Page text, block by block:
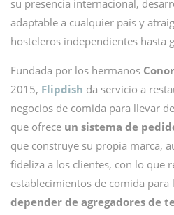
su presencia internacional,
adaptable a cualquier país y
hosteleros independientes hasta
Fundada por los hermanos
2015, Flipdish da servicio a
negocios de comida para llevar
que ofrece un sistema de
que construye su propia marca,
fideliza a los clientes, con lo que
establecimientos de comida para
depender de agregadores de